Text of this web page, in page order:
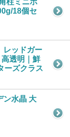
柱ミニポ
18個セ
レッドガー
透明｜鮮
ーズクラス
ン水晶 大